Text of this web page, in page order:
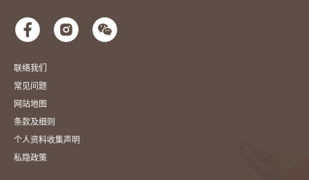
联络我们
常见问题
网站地图
条款及细则
个人资料收集声明
私隐政策